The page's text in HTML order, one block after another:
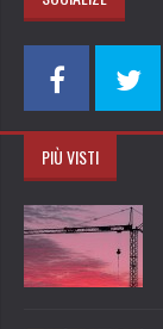
PIÙ VISTI